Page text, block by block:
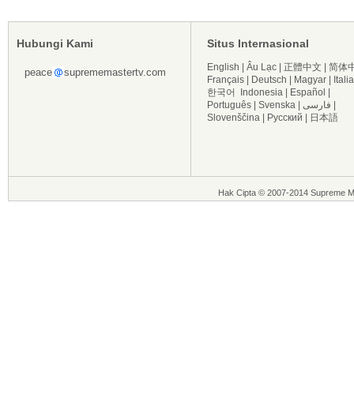
Hubungi Kami
peace suprememastertv.com
Situs Internasional
English Âu Lạc 正體中文
简体
Français
Deutsch Magyar
한국어
Indonesia Español
Português
Svenska فارسی
Slovenščina
Русский 日本語
Hak Cipta © 2007-2014 Supreme